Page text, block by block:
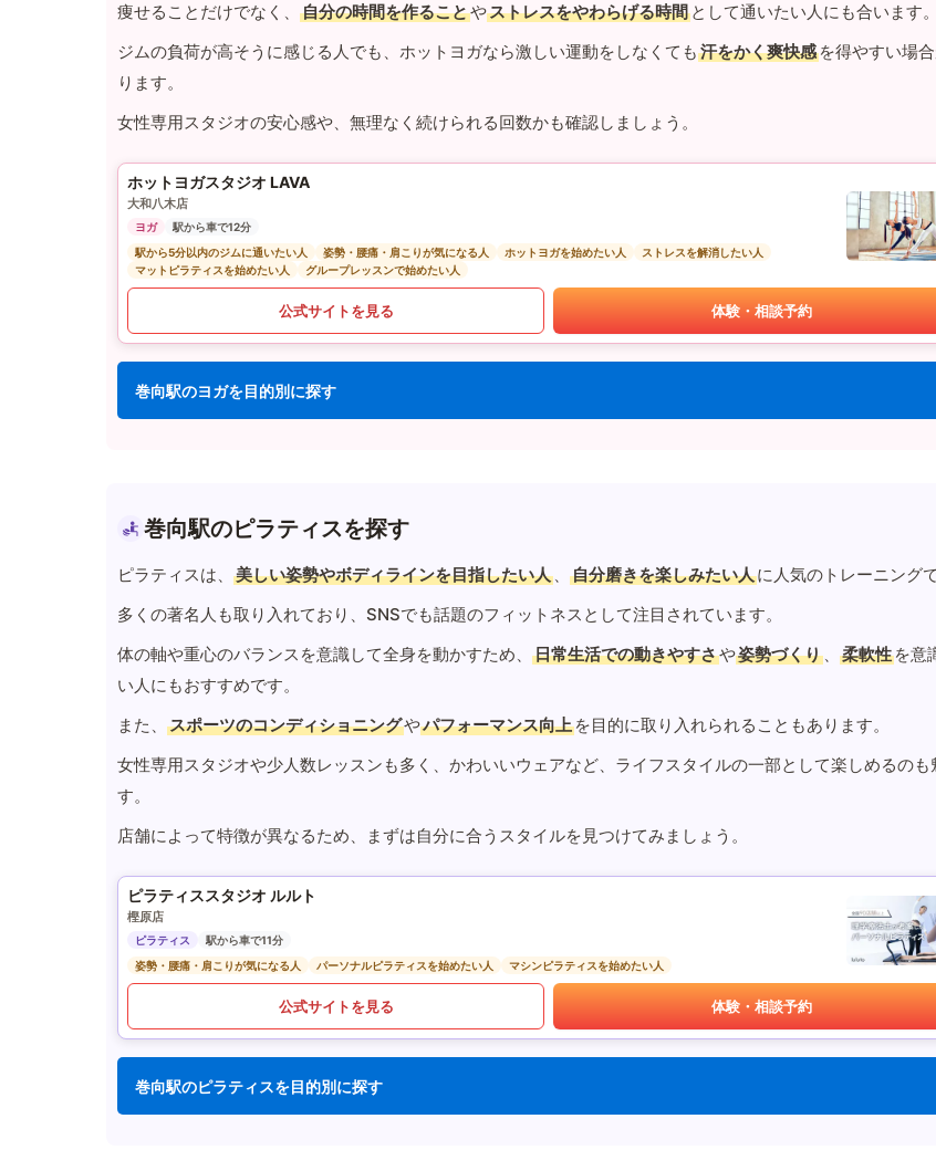
痩せることだけでなく、
自分の時間を作ることやストレスをやわらげる時間 として通いたい人にも合います。
ジムの負荷が高そうに感じる人でも、ホットヨガなら激しい運動をしなくても 汗をかく爽快感 を得やすい場
ります。
女性専用スタジオの安心感や、無理なく続けられる回数かも確認しましょう。
ホットヨガスタジオ LAVA
大和八木店
ヨガ
駅から車で12分
駅から5分以内のジムに通いたい人
姿勢・腰痛・肩こりが気になる人 ホットヨガを始めたい人
ストレスを解消したい人
マットピラティスを始めたい人
グループレッスンで始めたい人
公式サイトを見る 体験・相談予約
巻向駅のヨガを目的別に探す
巻向駅のピラティスを探す
ピラティスは、 美しい姿勢やボディラインを目指したい人 、 自分磨きを楽しみたい人に人気のトレーニングで
多くの著名人も取り入れており、SNSでも話題のフィットネスとして注目されています。
体の軸や重心のバランスを意識して全身を動かすため、
日常生活での動きやすさや姿勢づくり 、 柔軟性 を意
い人にもおすすめです。
また、
スポーツのコンディショニングやパフォーマンス向上 を目的に取り入れられることもあります。
女性専用スタジオや少人数レッスンも多く、かわいいウェアなど、ライフスタイルの一部として楽しめるのも
す。
店舗によって特徴が異なるため、まずは自分に合うスタイルを見つけてみましょう。
ピラティススタジオ ルルト
樫原店
ピラティス
駅から車で11分
姿勢・腰痛・肩こりが気になる人
パーソナルピラティスを始めたい人 マシンピラティスを始めたい人
公式サイトを見る 体験・相談予約
巻向駅のピラティスを目的別に探す